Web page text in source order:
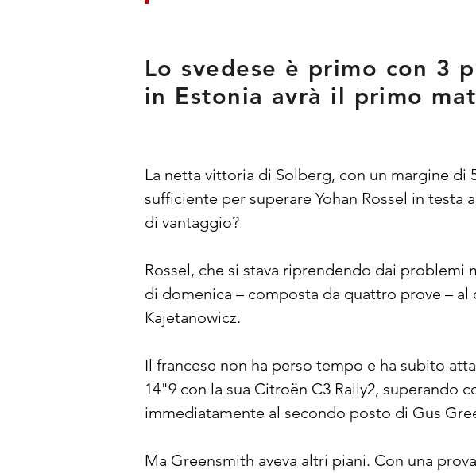
Lo svedese è primo con 3
in Estonia avrà il primo
La netta vittoria di Solberg, con un margine di
sufficiente per superare Yohan Rossel in testa
di vantaggio?
Rossel, che si stava riprendendo dai
di domenica – composta da quattro prove –
Kajetanowicz.
Il francese non ha perso tempo e ha subito
14"9 con la sua Citroën C3 Rally2, superando
immediatamente al secondo posto di Gus
Ma Greensmith aveva altri piani. Con una